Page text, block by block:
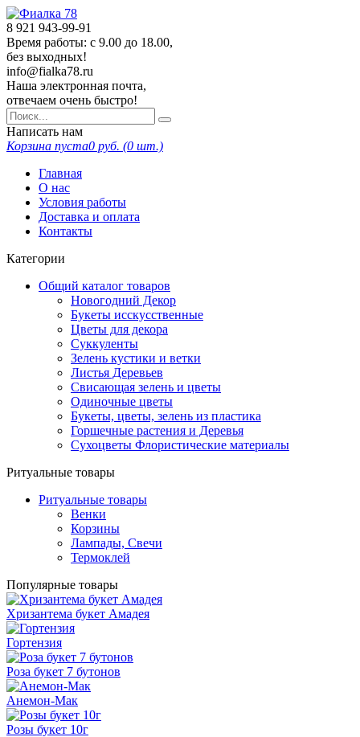
8 921 943-99-91
Время работы: с 9.00 до 18.00,
без выходных!
info@fialka78.ru
Наша электронная почта,
отвечаем очень быстро!
Написать нам
Корзина пуста0 руб. (0 шт.)
Главная
О нас
Условия работы
Доставка и оплата
Контакты
Категории
Общий каталог товаров
Новогодний Декор
Букеты исскусственные
Цветы для декора
Суккуленты
Зелень кустики и ветки
Листья Деревьев
Свисающая зелень и цветы
Одиночные цветы
Букеты, цветы, зелень из пластика
Горшечные растения и Деревья
Сухоцветы Флористические материалы
Ритуальные товары
Ритуальные товары
Венки
Корзины
Лампады, Свечи
Термоклей
Популярные товары
Хризантема букет Амадея
Гортензия
Роза букет 7 бутонов
Анемон-Мак
Розы букет 10г